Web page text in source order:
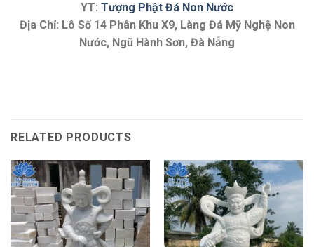
YT: Tượng Phật Đá Non Nước
Địa Chỉ: Lô Số 14 Phân Khu X9, Làng Đá Mỹ Nghệ Non
Nước, Ngũ Hành Sơn, Đà Nẵng
RELATED PRODUCTS